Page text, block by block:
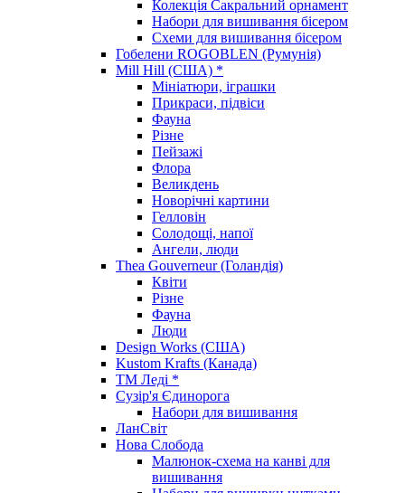
Колекція Сакральний орнамент
Набори для вишивання бісером
Схеми для вишивання бісером
Гобелени ROGOBLEN (Румунія)
Mill Hill (США) *
Мініатюри, іграшки
Прикраси, підвіси
Фауна
Різне
Пейзажі
Флора
Великдень
Новорічні картини
Гелловін
Солодощі, напої
Ангели, люди
Thea Gouverneur (Голандія)
Квіти
Різне
Фауна
Люди
Design Works (США)
Kustom Krafts (Канада)
ТМ Леді *
Сузір'я Єдинорога
Набори для вишивання
ЛанСвіт
Нова Слобода
Малюнок-схема на канві для
вишивання